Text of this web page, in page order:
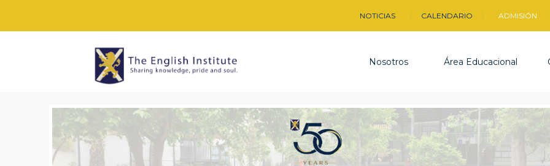
NOTICIAS CALENDARIO ADMISIÓN
Nosotros Área Educacional